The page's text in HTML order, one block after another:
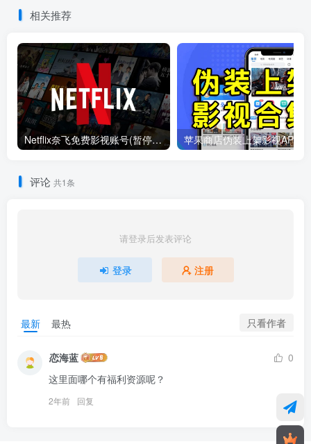
相关推荐
Netflix奈飞免费影视账号(暂停更新)
评论 共1条
请登录后发表评论
登录 注册
最新 最热 只看作者
恋海蓝
0
这里面哪个有福利资源呢？
2年前 回复